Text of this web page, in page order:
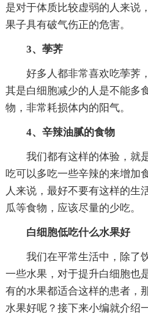
是对于体质比较虚弱的人来说
果子具有破气伤正的危害。
3、荸荠
好多人都非常喜欢吃荸荠
其是白细胞减少的人是不能多
物，非常耗损体内的阳气。
4、辛辣油腻的食物
我们都有这样的体验，就
吃可以多吃一些辛辣的来增加
人来说，最好不要有这样的生
瓜等食物，应该尽量的少吃。
白细胞低吃什么水果好
我们在平常生活中，除了
一些水果，对于提升白细胞也
有的水果都适合这样的患者，
水果好呢？接下来小编就介绍